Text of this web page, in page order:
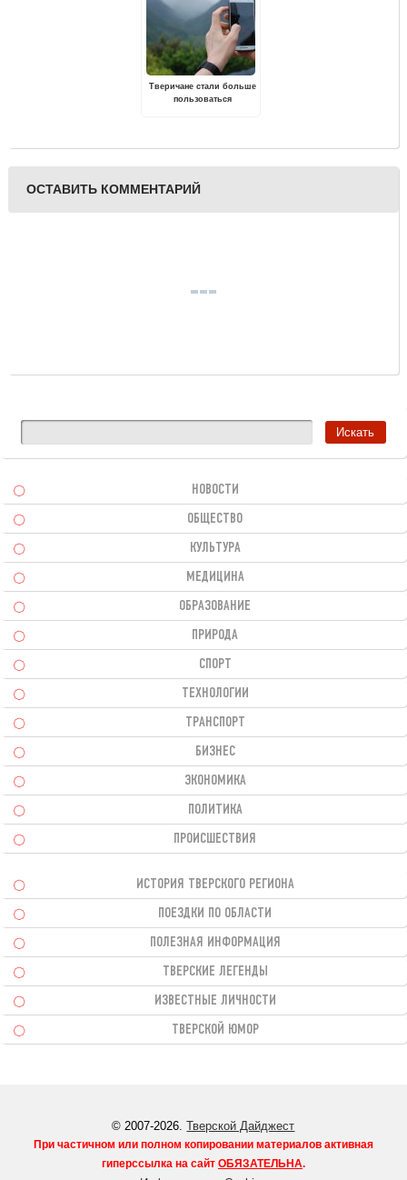
Тверичане стали больше
пользоваться
ОСТАВИТЬ КОММЕНТАРИЙ
НОВОСТИ
ОБЩЕСТВО
КУЛЬТУРА
МЕДИЦИНА
ОБРАЗОВАНИЕ
ПРИРОДА
СПОРТ
ТЕХНОЛОГИИ
ТРАНСПОРТ
БИЗНЕС
ЭКОНОМИКА
ПОЛИТИКА
ПРОИСШЕСТВИЯ
ИСТОРИЯ ТВЕРСКОГО РЕГИОНА
ПОЕЗДКИ ПО ОБЛАСТИ
ПОЛЕЗНАЯ ИНФОРМАЦИЯ
ТВЕРСКИЕ ЛЕГЕНДЫ
ИЗВЕСТНЫЕ ЛИЧНОСТИ
ТВЕРСКОЙ ЮМОР
© 2007-2026.Тверской Дайджест
При частичном или полном копировании материалов активная
гиперссылка на сайт ОБЯЗАТЕЛЬНА.